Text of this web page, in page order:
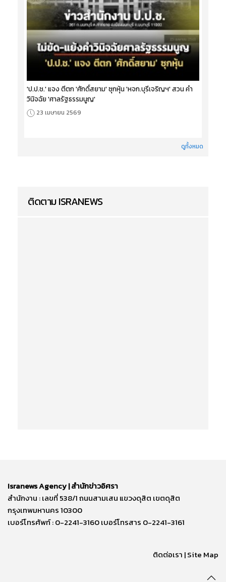
'ป.ป.ช.' แจง ตีตก 'ศักดิ์สยาม' ซุกหุ้น 'หจก.บุรีเจริญฯ' สวน คำ
วินิจฉัย 'ศาลรัฐธรรมนูญ'
23 เมษายน 2569
ดูทั้งหมด
ติดตาม ISRANEWS
Isranews Agency | สำนักข่าวอิศรา
สำนักงาน : เลขที่ 538/1 ถนนสามเสน แขวงดุสิต เขตดุสิต
กรุงเทพมหานคร 10300
เบอร์โทรศัพท์ : 0-2241-3160 เบอร์โทรสาร 0-2241-3161
ติดต่อเรา | Site Map